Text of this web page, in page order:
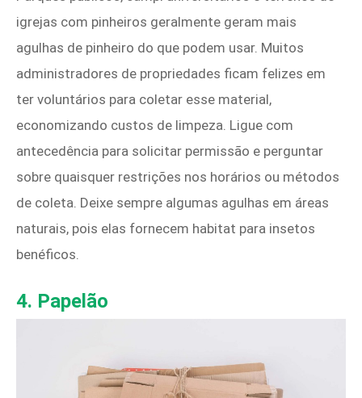
igrejas com pinheiros geralmente geram mais
agulhas de pinheiro do que podem usar. Muitos
administradores de propriedades ficam felizes em
ter voluntários para coletar esse material,
economizando custos de limpeza. Ligue com
antecedência para solicitar permissão e perguntar
sobre quaisquer restrições nos horários ou métodos
de coleta. Deixe sempre algumas agulhas em áreas
naturais, pois elas fornecem habitat para insetos
benéficos.
4. Papelão